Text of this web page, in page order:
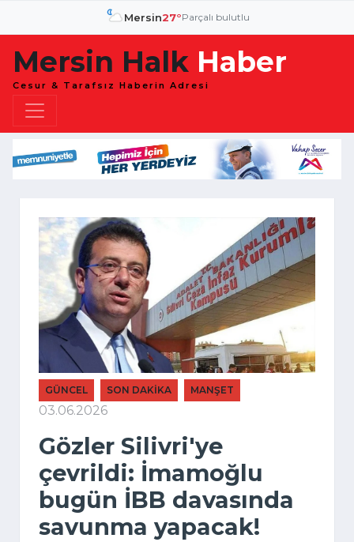
Mersin27°Parçalı bulutlu
Mersin Halk Haber
Cesur & Tarafsız Haberin Adresi
GÜNCEL SON DAKİKA MANŞET
03.06.2026
Gözler Silivri'ye
çevrildi: İmamoğlu
bugün İBB davasında
savunma yapacak!